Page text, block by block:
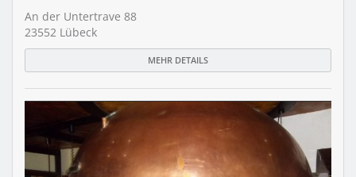
An der Untertrave 88
23552 Lübeck
MEHR DETAILS